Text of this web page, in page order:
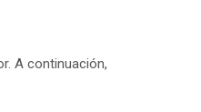
A continuación,